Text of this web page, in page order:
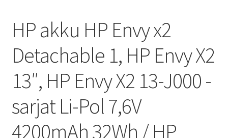
HP akku HP Envy x2
Detachable 1, HP Envy X2
13″, HP Envy X2 13-J000 -
sarjat Li-Pol 7,6V
4200mAh 32Wh / HP